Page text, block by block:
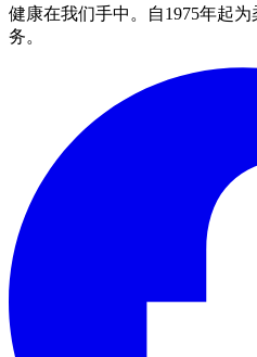
健康在我们手中。自1975年起
务。